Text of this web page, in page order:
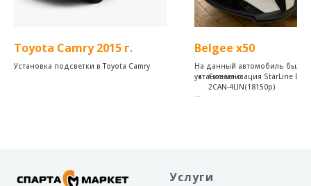
Toyota Camry 2015 г.
Установка подсветки в Toyota Camry
Belgee x50
На данный автомобиль было
установлено:
Сигнализация StarLine E96
2CAN-4LIN(18150р)
модулями, чтобы открыть
Услуги